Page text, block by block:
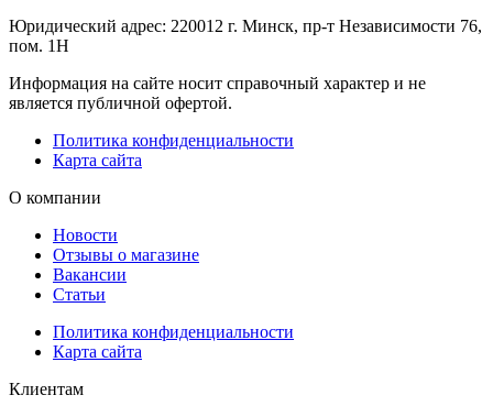
Юридический адрес: 220012 г. Минск, пр-т Независимости 76,
пом. 1Н
Информация на сайте носит справочный характер и не
является публичной офертой.
Политика конфиденциальности
Карта сайта
О компании
Новости
Отзывы о магазине
Вакансии
Статьи
Политика конфиденциальности
Карта сайта
Клиентам